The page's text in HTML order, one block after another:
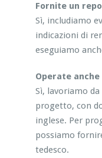
Fornite un
Sì, includiamo
indicazioni di
eseguiamo
Operate anche
Sì, lavoriamo
progetto, con
inglese. Per
possiamo
tedesco.